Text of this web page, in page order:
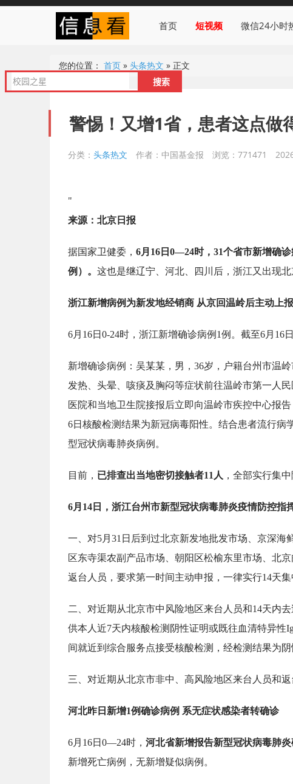
首页 短视频 微信24小时
您的位置： 首页 » 头条热文 » 正文
警惕！又增1省，患者这点做
分类： 头条热文 作者：中国基金报 浏览：771471
"
来源：北京日报
据国家卫健委， 6月16日0—24时，31个省市新增确
例）。 这也是继辽宁、河北、四川后，浙江又出现北
浙江新增病例为新发地经销商 从京回温岭后主动上报
6月16日0-24时，浙江新增确诊病例1例。截至6月16
新增确诊病例：吴某某，男，36岁，户籍台州市温岭
发热、头晕、咳痰及胸闷等症状前往温岭市第一人
医院和当地卫生院接报后立即向温岭市疾控中心报
6日核酸检测结果为新冠病毒阳性。结合患者流行
型冠状病毒肺炎病例。
目前， 已排查出当地密切接触者11人 ，全部实行集
6月14日，浙江台州市新型冠状病毒肺炎疫情防控指
一、对5月31日后到过北京新发地批发市场、京深
区东寺渠农副产品市场、朝阳区松榆东里市场、北
返台人员，要求第一时间主动申报，一律实行14天
二、对近期从北京市中风险地区来台人员和14天内
供本人近7天内核酸检测阴性证明或既往血清特异
间就近到综合服务点接受核酸检测，经检测结果为阴
三、对近期从北京市非中、高风险地区来台人员和返
河北昨日新增1例确诊病例 系无症状感染者转确诊
6月16日0—24时， 河北省新增报告新型冠状病毒肺
新增死亡病例，无新增疑似病例。